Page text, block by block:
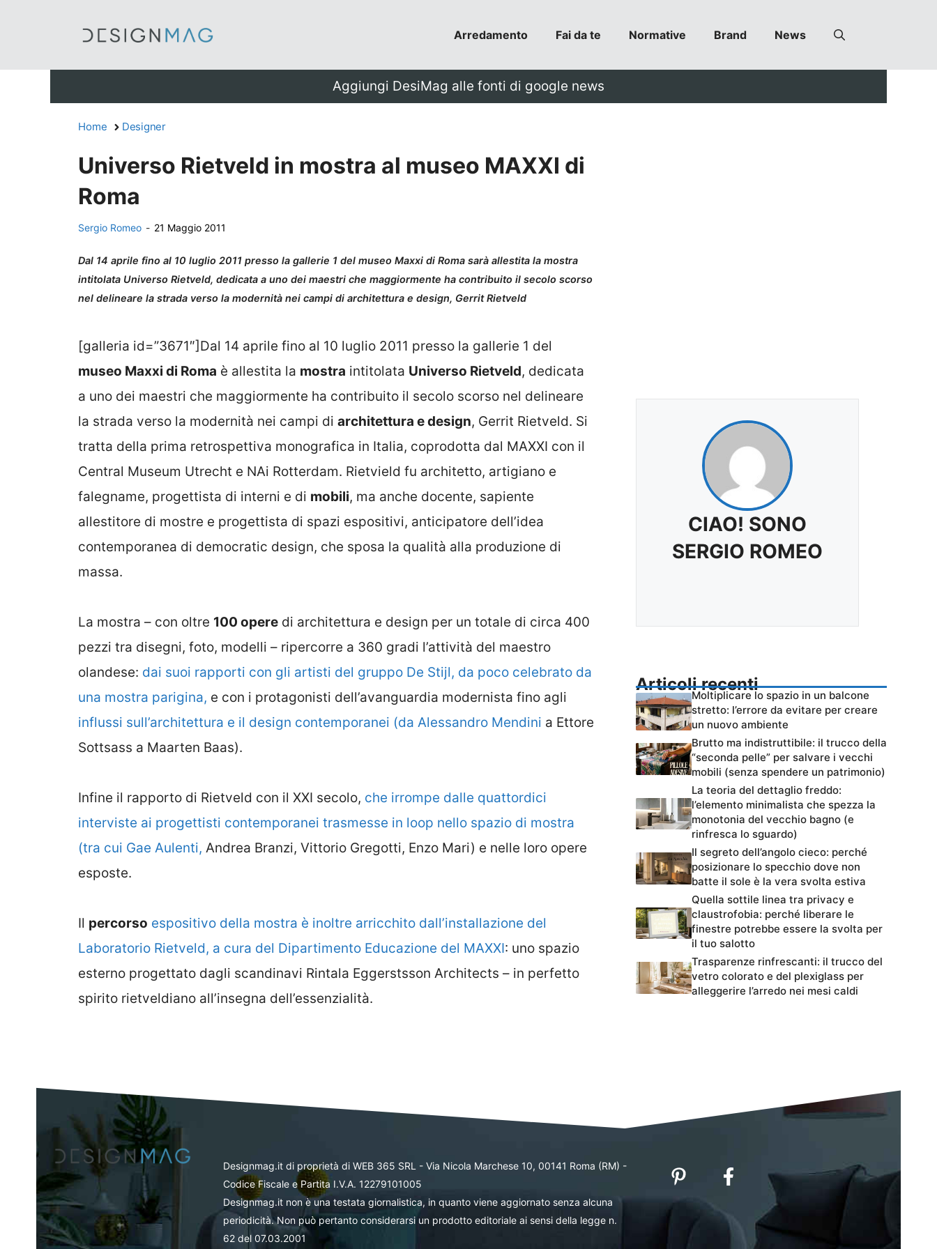
Arredamento Fai da te Normative Brand News
Aggiungi DesiMag alle fonti di google news
Home Designer
Universo Rietveld in mostra al museo MAXXI di
Roma
Sergio Romeo - 21 Maggio 2011
Dal 14 aprile fino al 10 luglio 2011 presso la gallerie 1 del museo Maxxi di Roma sarà allestita la mostra
intitolata Universo Rietveld, dedicata a uno dei maestri che maggiormente ha contribuito il secolo scorso
nel delineare la strada verso la modernità nei campi di architettura e design, Gerrit Rietveld
[galleria id=”3671″]Dal 14 aprile fino al 10 luglio 2011 presso la gallerie 1 del
museo Maxxi di Roma è allestita la mostra intitolata Universo Rietveld, dedicata
a uno dei maestri che maggiormente ha contribuito il secolo scorso nel delineare
la strada verso la modernità nei campi di architettura e design, Gerrit Rietveld. Si
tratta della prima retrospettiva monografica in Italia, coprodotta dal MAXXI con il
Central Museum Utrecht e NAi Rotterdam. Rietvield fu architetto, artigiano e
falegname, progettista di interni e di mobili, ma anche docente, sapiente
allestitore di mostre e progettista di spazi espositivi, anticipatore dell’idea
contemporanea di democratic design, che sposa la qualità alla produzione di
massa.
La mostra – con oltre 100 opere di architettura e design per un totale di circa 400
pezzi tra disegni, foto, modelli – ripercorre a 360 gradi l’attività del maestro
olandese: dai suoi rapporti con gli artisti del gruppo De Stijl, da poco celebrato da
una mostra parigina, e con i protagonisti dell’avanguardia modernista fino agli
influssi sull’architettura e il design contemporanei (da Alessandro Mendini a Ettore
Sottsass a Maarten Baas).
Infine il rapporto di Rietveld con il XXI secolo, che irrompe dalle quattordici
interviste ai progettisti contemporanei trasmesse in loop nello spazio di mostra
(tra cui Gae Aulenti, Andrea Branzi, Vittorio Gregotti, Enzo Mari) e nelle loro opere
esposte.
Il percorso espositivo della mostra è inoltre arricchito dall’installazione del
Laboratorio Rietveld, a cura del Dipartimento Educazione del MAXXI: uno spazio
esterno progettato dagli scandinavi Rintala Eggerstsson Architects – in perfetto
spirito rietveldiano all’insegna dell’essenzialità.
CIAO! SONO
SERGIO ROMEO
Articoli recenti
Moltiplicare lo spazio in un balcone
stretto: l’errore da evitare per creare
un nuovo ambiente
Brutto ma indistruttibile: il trucco della
“seconda pelle” per salvare i vecchi
mobili (senza spendere un patrimonio)
La teoria del dettaglio freddo:
l’elemento minimalista che spezza la
monotonia del vecchio bagno (e
rinfresca lo sguardo)
Il segreto dell’angolo cieco: perché
posizionare lo specchio dove non
batte il sole è la vera svolta estiva
Quella sottile linea tra privacy e
claustrofobia: perché liberare le
finestre potrebbe essere la svolta per
il tuo salotto
Trasparenze rinfrescanti: il trucco del
vetro colorato e del plexiglass per
alleggerire l’arredo nei mesi caldi
Designmag.it di proprietà di WEB 365 SRL - Via Nicola Marchese 10, 00141 Roma (RM) -
Codice Fiscale e Partita I.V.A. 12279101005
Designmag.it non è una testata giornalistica, in quanto viene aggiornato senza alcuna
periodicità. Non può pertanto considerarsi un prodotto editoriale ai sensi della legge n.
62 del 07.03.2001